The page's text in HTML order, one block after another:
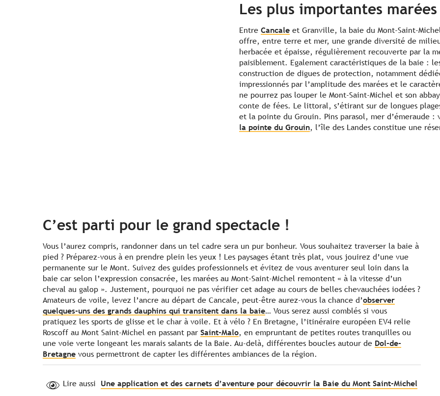
Les plus importantes marées
Entre Cancale et Granville, la baie du Mont-Saint-
offre, entre terre et mer, une grande diversité de
herbacée et épaisse, régulièrement recouverte par la
paisiblement. Egalement caractéristiques de la baie :
construction de digues de protection, notamment
impressionnés par l’amplitude des marées et le
ne pourrez pas louper le Mont-Saint-Michel et son
conte de fées. Le littoral, s’étirant sur de longues
et la pointe du Grouin. Pins parasol, mer d’émeraude :
la pointe du Grouin, l’île des Landes constitue une
C’est parti pour le grand spectacle !
Vous l’aurez compris, randonner dans un tel cadre sera un pur bonheur. Vous souhaitez traverser la baie à
pied ? Préparez-vous à en prendre plein les yeux ! Les paysages étant très plat, vous jouirez d’une vue
permanente sur le Mont. Suivez des guides professionnels et évitez de vous aventurer seul loin dans la
baie car selon l’expression consacrée, les marées au Mont-Saint-Michel remontent « à la vitesse d’un
cheval au galop ». Justement, pourquoi ne pas vérifier cet adage au cours de belles chevauchées iodées ?
Amateurs de voile, levez l’ancre au départ de Cancale, peut-être aurez-vous la chance d’observer
quelques-uns des grands dauphins qui transitent dans la baie… Vous serez aussi comblés si vous
pratiquez les sports de glisse et le char à voile. Et à vélo ? En Bretagne, l’itinéraire européen EV4 relie
Roscoff au Mont Saint-Michel en passant par Saint-Malo, en empruntant de petites routes tranquilles ou
une voie verte longeant les marais salants de la Baie. Au-delà, différentes boucles autour de Dol-de-
Bretagne vous permettront de capter les différentes ambiances de la région.
Lire aussi Une application et des carnets d’aventure pour découvrir la Baie du Mont Saint‑Michel